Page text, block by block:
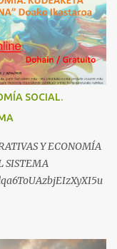
quieres hacer algo, o
vascos
kanal berriak
abusu eta
baduzu, edo ideiak
@ekaicenter?
SOCIAL.
Y ECONOMÍA
SISTEMA